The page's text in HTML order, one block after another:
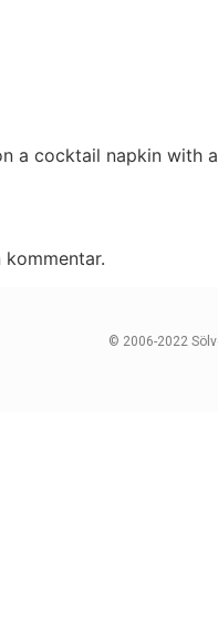
a cocktail napkin with
© 2006-2022